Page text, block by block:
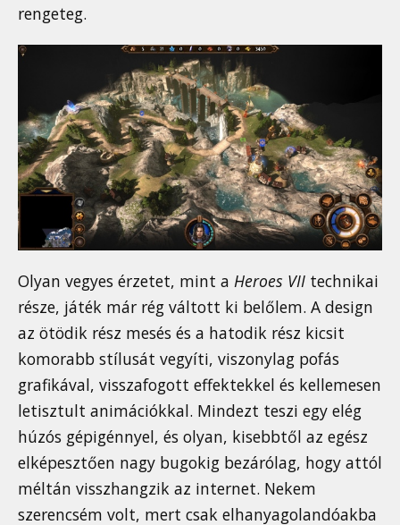
rengeteg.
Olyan vegyes érzetet, mint a Heroes VII technikai
része, játék már rég váltott ki belőlem. A design
az ötödik rész mesés és a hatodik rész kicsit
komorabb stílusát vegyíti, viszonylag pofás
grafikával, visszafogott effektekkel és kellemesen
letisztult animációkkal. Mindezt teszi egy elég
húzós gépigénnyel, és olyan, kisebbtől az egész
elképesztően nagy bugokig bezárólag, hogy attól
méltán visszhangzik az internet. Nekem
szerencsém volt, mert csak elhanyagolandóakba